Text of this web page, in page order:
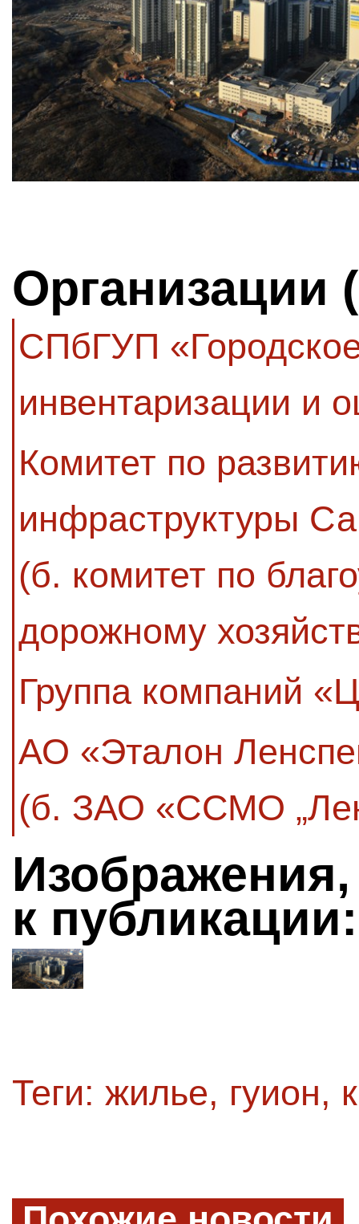
Организации
СПбГУП
инвентаризации и
Комитет по
инфраструктуры
(б. комитет по
дорожному
Группа компаний
АО «Эталон
(б. ЗАО «ССМО
к публикации:
Теги: жилье, гуион,